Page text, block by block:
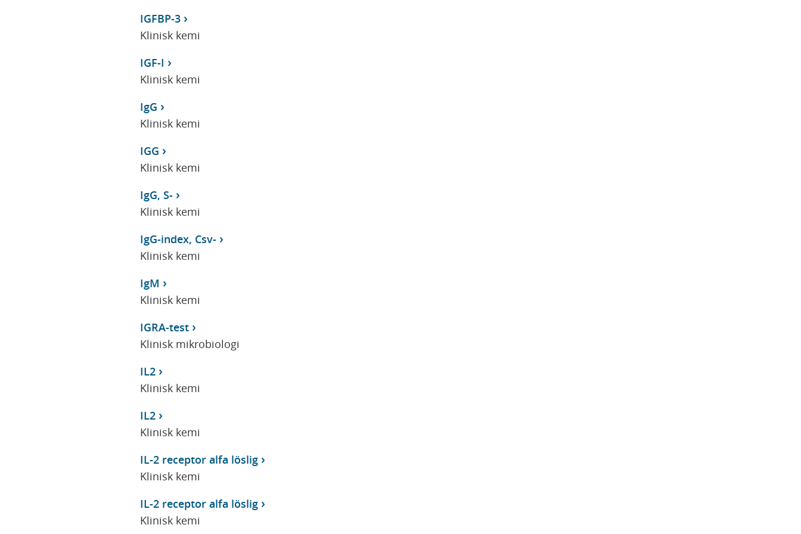
IGFBP-3
Klinisk kemi
IGF-I
Klinisk kemi
IgG
Klinisk kemi
IGG
Klinisk kemi
IgG, S-
Klinisk kemi
IgG-index, Csv-
Klinisk kemi
IgM
Klinisk kemi
IGRA-test
Klinisk mikrobiologi
IL2
Klinisk kemi
IL2
Klinisk kemi
IL-2 receptor alfa löslig
Klinisk kemi
IL-2 receptor alfa löslig
Klinisk kemi